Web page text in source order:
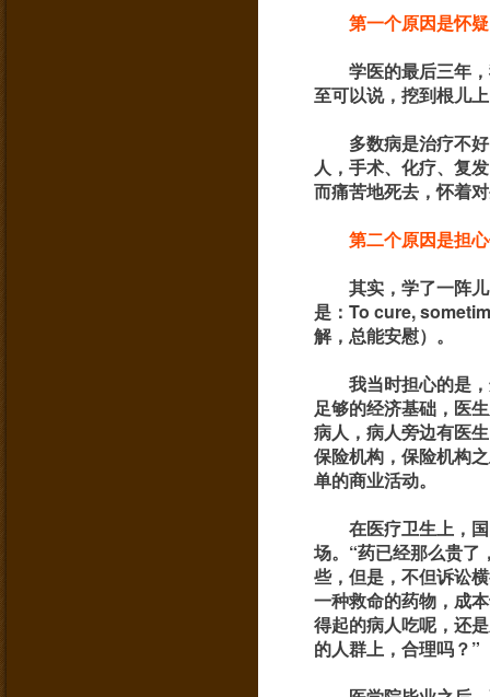
第一个原因是怀
学医的最后三年
至可以说，挖到根儿
多数病是治疗不
人，手术、化疗、复
而痛苦地死去，怀着
第二个原因是担
其实，学了一阵
是：To cure,
解，总能安慰）。
我当时担心的是
足够的经济基础，医
病人，病人旁边有医
保险机构，保险机构
单的商业活动。
在医疗卫生上，
场。“药已经那么贵了
些，但是，不但诉讼
一种救命的药物，成
得起的病人吃呢，还
的人群上，合理吗？”